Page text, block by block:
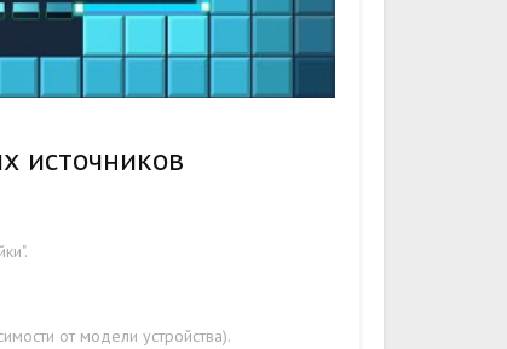
источников
от модели устройства).